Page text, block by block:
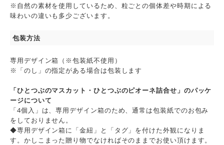
※自然の素材を使用しているため、粒ごとの個体差や時期による
味わいの違いも多少ございます。
包装方法
専用デザイン箱（※包装紙不使用）
※「のし」の指定がある場合は包装します
「ひとつぶのマスカット・ひとつぶのピオーネ詰合せ」のパッケ
ージについて
「4個入」は、専用デザイン箱のため、通常は包装紙でのお包み
をしておりません。
◆専用デザイン箱に「金紐」と「タグ」を付けた外観になりま
す。かしこまった贈り物でなければそのままでお使い頂けます。